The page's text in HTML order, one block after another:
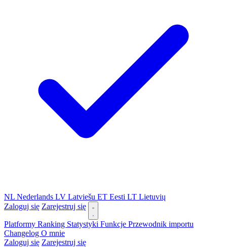
NL Nederlands LV Latviešu ET Eesti LT Lietuvių
Zaloguj się Zarejestruj się
Platformy Ranking Statystyki Funkcje Przewodnik importu
Changelog O mnie
Zaloguj się Zarejestruj się